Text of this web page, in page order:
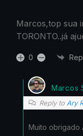
Marcos,top sua
TORONTO..já
0
Marcos
Reply to Ary
Muito obrigado